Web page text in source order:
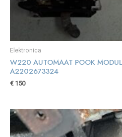
Elektronica
W220 AUTOMAAT POOK
A2202673324
€150